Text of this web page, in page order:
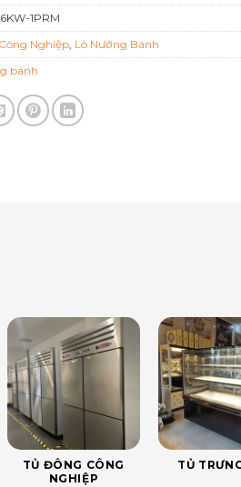
1PRM
Nghiệp, Lò Nướng Bánh
bánh
TỦ ĐÔNG CÔNG
NGHIỆP
TỦ